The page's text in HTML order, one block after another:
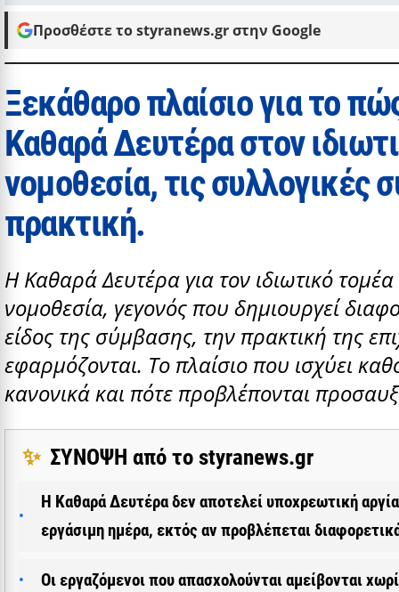
Προσθέστε το styranews.gr στην Google
Ξεκάθαρο πλαίσιο για το
Καθαρά Δευτέρα στον
νομοθεσία, τις συλλογικές
πρακτική.
Η Καθαρά Δευτέρα για τον ιδιωτικό
νομοθεσία, γεγονός που δημιουργεί
είδος της σύμβασης, την πρακτική της
εφαρμόζονται. Το πλαίσιο που ισχύει
κανονικά και πότε προβλέπονται
✨ ΣΥΝΟΨΗ από το styranews.gr
Η Καθαρά Δευτέρα δεν αποτελεί υποχρεωτική
εργάσιμη ημέρα, εκτός αν προβλέπεται
Οι εργαζόμενοι που απασχολούνται αμείβονται